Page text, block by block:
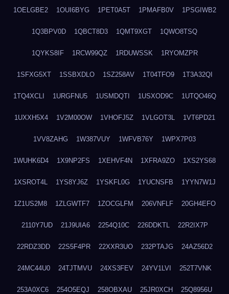
1OELGBE2 1OUI6BYG 1PET0A5T 1PMAFB0V 1PSGIWB2
1Q3BPV0D 1QBCT8D3 1QMT9XGT 1QWO8TSQ
1QYKS8IF 1RCW99QZ 1RDUWSSK 1RYOMZPR
1SFXG5XT 1SSBXDLO 1SZ258AV 1T04TFO9 1T3A32QI
1TQ4XCLI 1URGFNU5 1USMDQTI 1USXOD9C 1UTQO46Q
1UXXH5X4 1V2M00OW 1VHOFJ5Z 1VLGOT3L 1VT6PD21
1VV8ZAHG 1W387VUY 1WFVB76Y 1WPX7P03
1WUHK6D4 1X9NP2FS 1XEHVF4N 1XFRA9ZO 1XS2YS68
1XSROT4L 1YS8YJ6Z 1YSKFL0G 1YUCNSFB 1YYN7W1J
1Z1US2M8 1ZLGWTF7 1ZOCGLFM 206VNFLF 20GH4EFO
2110Y7UD 21J9UIA6 2254Q10C 226DDKTL 22R2IX7P
22RDZ3DD 22S5F4PR 22XXR3UO 232PTAJG 24AZ56D2
24MC44U0 24TJTMVU 24XS3FEV 24YV1LVI 252T7VNK
253A0XC6 254O5EQJ 258OBXAU 25JR0XCH 25Q8956U